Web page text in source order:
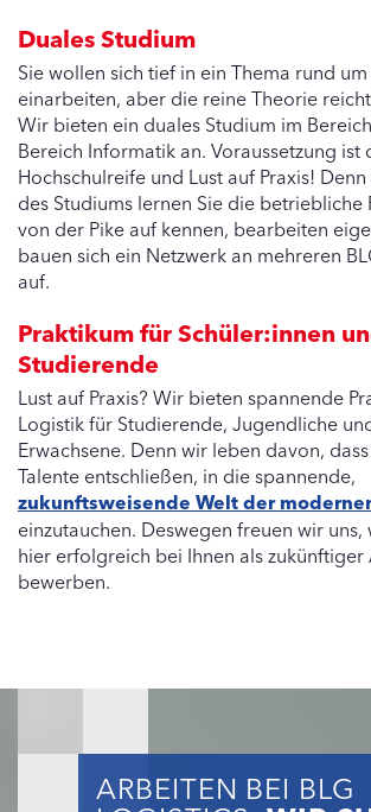
Duales Studium
Sie wollen sich tief in ein Thema rund
einarbeiten, aber die reine Theorie
Wir bieten ein duales Studium im
Bereich Informatik an. Voraussetzung
Hochschulreife und Lust auf Praxis!
des Studiums lernen Sie die betriebliche
von der Pike auf kennen, bearbeiten
bauen sich ein Netzwerk an mehreren
auf.
Praktikum für Schüler:innen
Studierende
Lust auf Praxis? Wir bieten spannende
Logistik für Studierende, Jugendliche
Erwachsene. Denn wir leben davon,
Talente entschließen, in die spannende,
zukunftsweisende Welt der
einzutauchen. Deswegen freuen wir uns,
hier erfolgreich bei Ihnen als
bewerben.
ARBEITEN BEI BLG